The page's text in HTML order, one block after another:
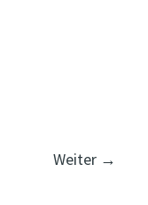
Weiter →